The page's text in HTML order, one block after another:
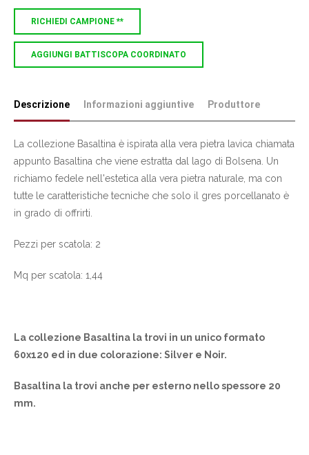
RICHIEDI CAMPIONE **
AGGIUNGI BATTISCOPA COORDINATO
Descrizione Informazioni aggiuntive Produttore
La collezione Basaltina è ispirata alla vera pietra lavica chiamata
appunto Basaltina che viene estratta dal lago di Bolsena. Un
richiamo fedele nell'estetica alla vera pietra naturale, ma con
tutte le caratteristiche tecniche che solo il gres porcellanato è
in grado di offrirti.
Pezzi per scatola: 2
Mq per scatola: 1,44
La collezione Basaltina la trovi in un unico formato
60x120 ed in due colorazione: Silver e Noir.
Basaltina la trovi anche per esterno nello spessore 20
mm.